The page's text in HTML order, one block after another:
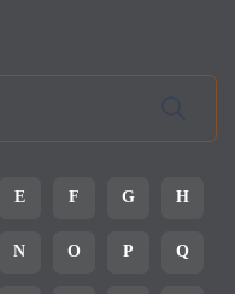
E F G H
N O P Q